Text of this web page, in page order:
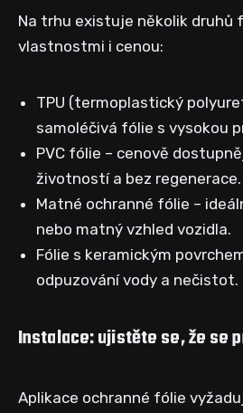
Na trhu existuje několik druhů
vlastnostmi i cenou:
TPU (termoplastický
samoléčivá fólie s vysokou
PVC fólie – cenově
životností a bez regenerace.
Matné ochranné fólie –
nebo matný vzhled vozidla.
Fólie s keramickým
odpuzování vody a nečistot.
Instalace: ujistěte se, že se
Aplikace ochranné fólie